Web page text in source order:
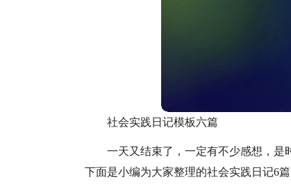
社会实践日记模板六篇
一天又结束了，一定有不少感想，是
下面是小编为大家整理的社会实践日记6